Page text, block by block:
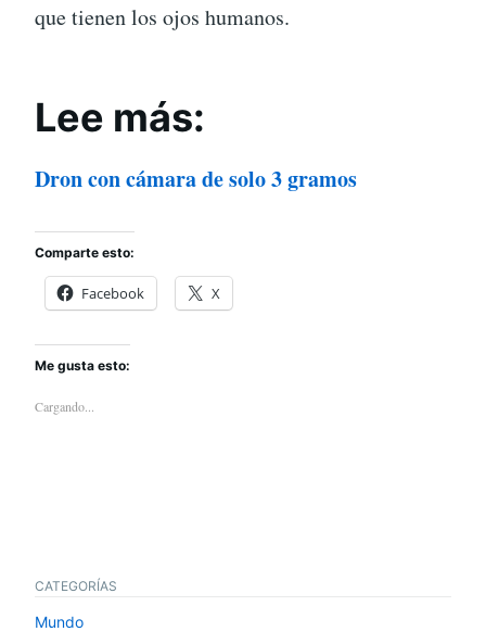
que tienen los ojos humanos.
Lee más:
Dron con cámara de solo 3 gramos
Comparte esto:
Facebook X
Me gusta esto:
Cargando...
CATEGORÍAS
Mundo